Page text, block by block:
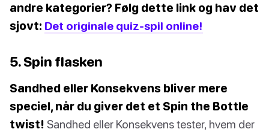
andre kategorier? Følg dette link og hav det
sjovt: Det originale quiz-spil online!
5. Spin flasken
Sandhed eller Konsekvens bliver mere
speciel, når du giver det et Spin the Bottle
twist! Sandhed eller Konsekvens tester, hvem der